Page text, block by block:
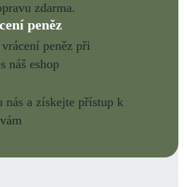
zdarma.
peněz
peněz při
náš eshop
nás a získejte přístup k